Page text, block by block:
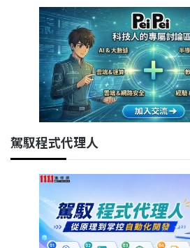
駕馭程式代理人